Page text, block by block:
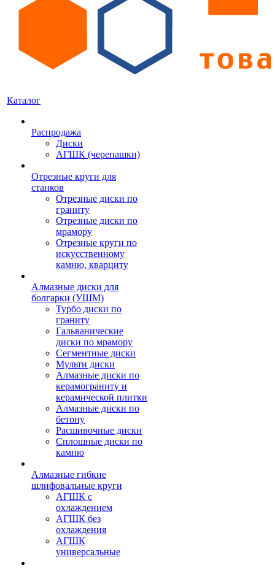
Каталог
Распродажа
Диски
АГШК (черепашки)
Отрезные круги для
станков
Отрезные диски по
граниту
Отрезные диски по
мрамору
Отрезные круги по
искусственному
камню, кварциту
Алмазные диски для
болгарки (УШМ)
Турбо диски по
граниту
Гальванические
диски по мрамору
Сегментные диски
Мульти диски
Алмазные диски по
керамограниту и
керамической плитки
Алмазные диски по
бетону
Расшивочные диски
Сплошные диски по
камню
Алмазные гибкие
шлифовальные круги
АГШК с
охлаждением
АГШК без
охлаждения
АГШК
универсальные